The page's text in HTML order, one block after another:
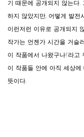
기 때문에 공개되지 않는다.
하지 않았지만, 어떻게 발전
이런저런 이유로 공개되지
작가는 언젠가 시간을 거슬
이 작품에서 나왔구나!’라
이 작품들 안에 아직 세상
뜻이다.